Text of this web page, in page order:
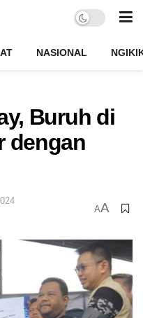
NASIONAL
Buruh di
dengan
AA